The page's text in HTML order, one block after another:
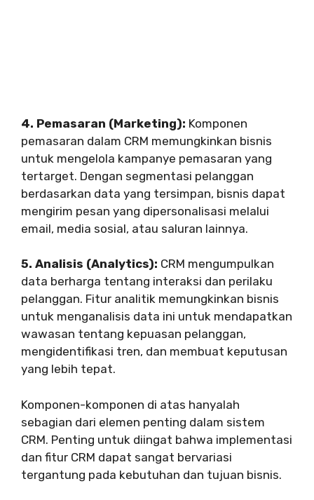
4. Pemasaran (Marketing): Komponen
pemasaran dalam CRM memungkinkan bisnis
untuk mengelola kampanye pemasaran yang
tertarget. Dengan segmentasi pelanggan
berdasarkan data yang tersimpan, bisnis dapat
mengirim pesan yang dipersonalisasi melalui
email, media sosial, atau saluran lainnya.
5. Analisis (Analytics): CRM mengumpulkan
data berharga tentang interaksi dan perilaku
pelanggan. Fitur analitik memungkinkan bisnis
untuk menganalisis data ini untuk mendapatkan
wawasan tentang kepuasan pelanggan,
mengidentifikasi tren, dan membuat keputusan
yang lebih tepat.
Komponen-komponen di atas hanyalah
sebagian dari elemen penting dalam sistem
CRM. Penting untuk diingat bahwa implementasi
dan fitur CRM dapat sangat bervariasi
tergantung pada kebutuhan dan tujuan bisnis.